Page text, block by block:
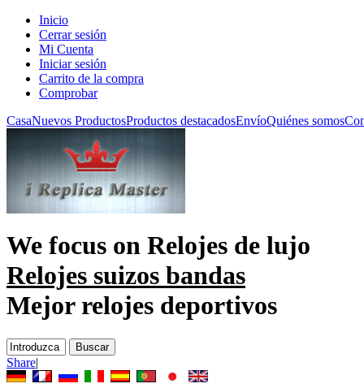
Inicio
Cerrar sesión
Mi Cuenta
Iniciar sesión
Carrito de la compra
Comprobar
CasaNuevos ProductosProductos destacadosEnvíoQuiénes somos
We focus on Relojes de lujo
Relojes suizos bandas
Mejor relojes deportivos
Share|